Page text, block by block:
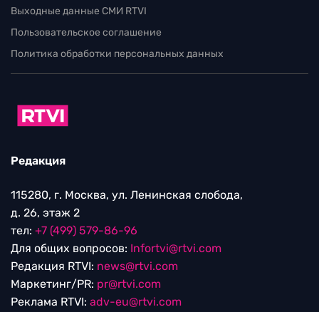
Выходные данные СМИ RTVI
Пользовательское соглашение
Политика обработки персональных данных
Редакция
115280, г. Москва, ул. Ленинская слобода,
д. 26, этаж 2
тел: +7 (499) 579-86-96
Для общих вопросов: Infortvi@rtvi.com
Редакция RTVI: news@rtvi.com
Маркетинг/PR: pr@rtvi.com
Реклама RTVI: adv-eu@rtvi.com